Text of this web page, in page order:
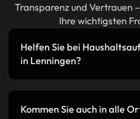
Transparenz und Vertrauen
Ihre wichtigsten
Helfen Sie bei
in Lenningen?
Kommen Sie auch in alle